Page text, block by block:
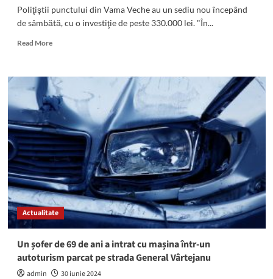
Poliţiştii punctului din Vama Veche au un sediu nou începând
de sâmbătă, cu o investiţie de peste 330.000 lei. "În...
Read MoreRead
(VIDEO)
Cum
arată
noul
sediu
al
Poliției
Vama
Veche.
Este
amplasat
tot
într-
Actualitate
Un șofer de 69 de ani a intrat cu mașina într-un
autoturism parcat pe strada General Vârtejanu
admin
30 iunie 2024